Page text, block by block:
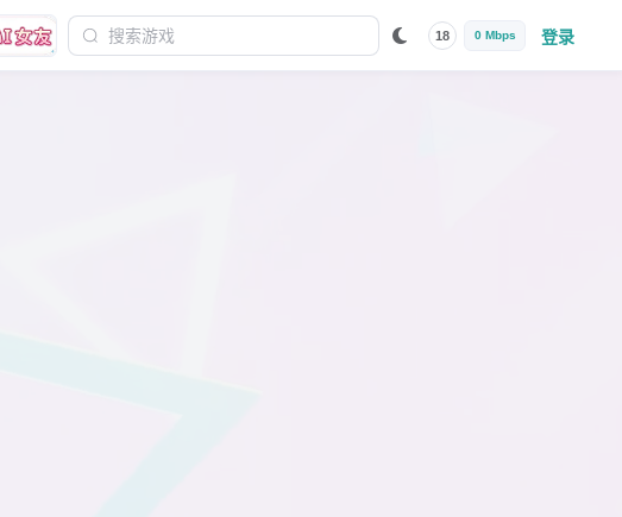
18 0 Mbps 登录